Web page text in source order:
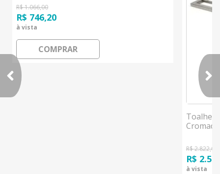
R$ 1.066,00
R$ 746,20
à vista
COMPRAR
R$ 2.822,00
R$
à vista